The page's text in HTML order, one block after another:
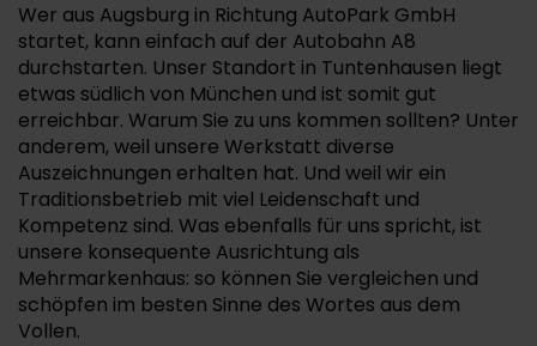
Wer aus Augsburg in Richtung AutoPark GmbH
startet, kann einfach auf der Autobahn A8
durchstarten. Unser Standort in Tuntenhausen liegt
etwas südlich von München und ist somit gut
erreichbar. Warum Sie zu uns kommen sollten? Unter
anderem, weil unsere Werkstatt diverse
Auszeichnungen erhalten hat. Und weil wir ein
Traditionsbetrieb mit viel Leidenschaft und
Kompetenz sind. Was ebenfalls für uns spricht, ist
unsere konsequente Ausrichtung als
Mehrmarkenhaus: so können Sie vergleichen und
schöpfen im besten Sinne des Wortes aus dem
Vollen.